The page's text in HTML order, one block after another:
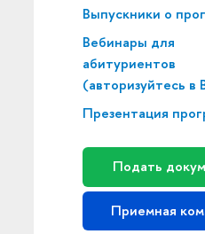
Выпускники о
Вебинары для
абитуриентов
(авторизуйтесь в
Презентация
Подать
Приемная